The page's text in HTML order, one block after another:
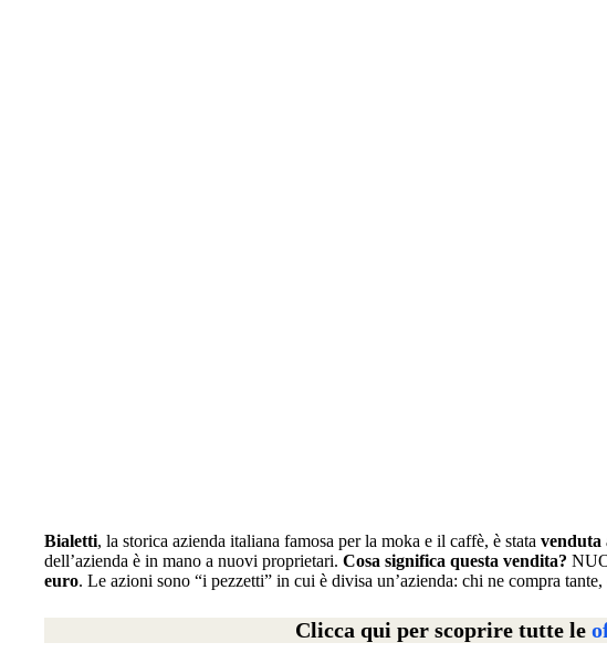
Bialetti, la storica azienda italiana famosa per la moka e il caffè, è stata venduta
dell’azienda è in mano a nuovi proprietari. Cosa significa questa vendita?
euro. Le azioni sono “i pezzetti” in cui è divisa un’azienda: chi ne compra
Clicca qui per scoprire tutte le